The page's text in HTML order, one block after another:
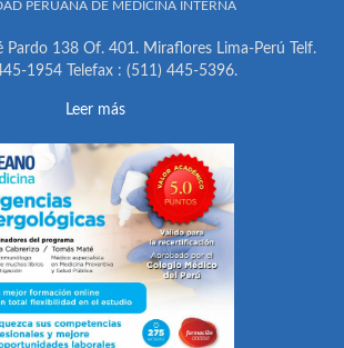
PERUANA DE MEDICINA INTERNA
Pardo 138 Of. 401. Miraflores Lima-Perú Telf.
1954 Telefax : (511) 445-5396.
Leer más